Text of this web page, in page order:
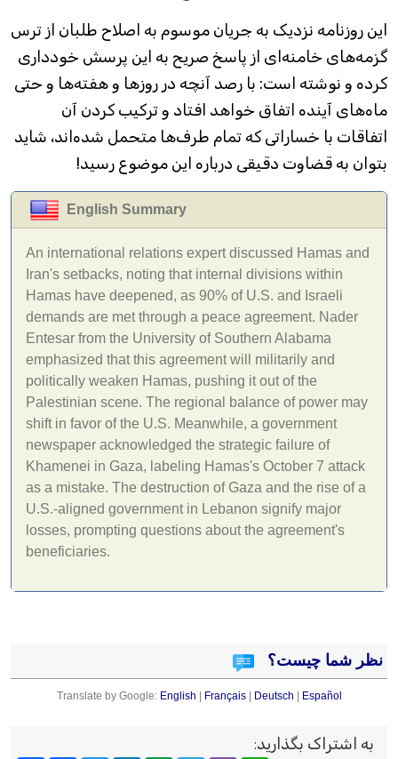
این روزنامه نزدیک به جریان موسوم به اصلاح طلبان از ترس
گزمه‌های خامنه‌ای از پاسخ صریح به این پرسش خودداری
کرده و نوشته است: با رصد آنچه در روزها و هفته‌ها و حتی
ماه‌های آینده اتفاق خواهد افتاد و ترکیب کردن آن
اتفاقات با خساراتی که تمام طرف‌ها متحمل شده‌اند، شاید
بتوان به قضاوت دقیقی درباره این موضوع رسید!
English Summary
An international relations expert discussed Hamas and
Iran's setbacks, noting that internal divisions within
Hamas have deepened, as 90% of U.S. and Israeli
demands are met through a peace agreement. Nader
Entesar from the University of Southern Alabama
emphasized that this agreement will militarily and
politically weaken Hamas, pushing it out of the
Palestinian scene. The regional balance of power may
shift in favor of the U.S. Meanwhile, a government
newspaper acknowledged the strategic failure of
Khamenei in Gaza, labeling Hamas's October 7 attack
as a mistake. The destruction of Gaza and the rise of a
U.S.-aligned government in Lebanon signify major
losses, prompting questions about the agreement's
beneficiaries.
نظر شما چیست؟
Translate by Google: English Français| Deutsch Español
به اشتراک بگذارید: